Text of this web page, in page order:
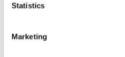
Statistics
Marketing
Od plaže do mesta: